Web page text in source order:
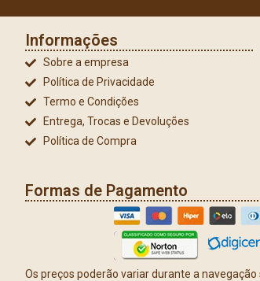
Informações
Sobre a empresa
Política de Privacidade
Termo e Condições
Entrega, Trocas e Devoluções
Política de Compra
Formas de Pagamento
Os preços poderão variar durante a